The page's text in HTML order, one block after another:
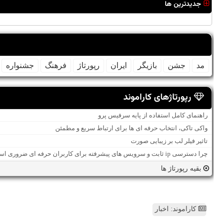
جدیدترین ها
مد جشن بازیگر ایران رپورتاژ فرهنگ جشنواره
رپورتاژهای کاراموند
راهنمای کامل استفاده از پایه سرفیس پرو
واکی تاکی، انتخاب حرفه ای ها برای ارتباط سریع و مطمئن
تاثیر فیلر لب بر زیبایی صورت
چرا دسترسی ip ثابت و سرویس های پیشرفته برای کاربران حرفه ای ضروری است؟
بقیه رپورتاژ ها
کاراموند: اخبار